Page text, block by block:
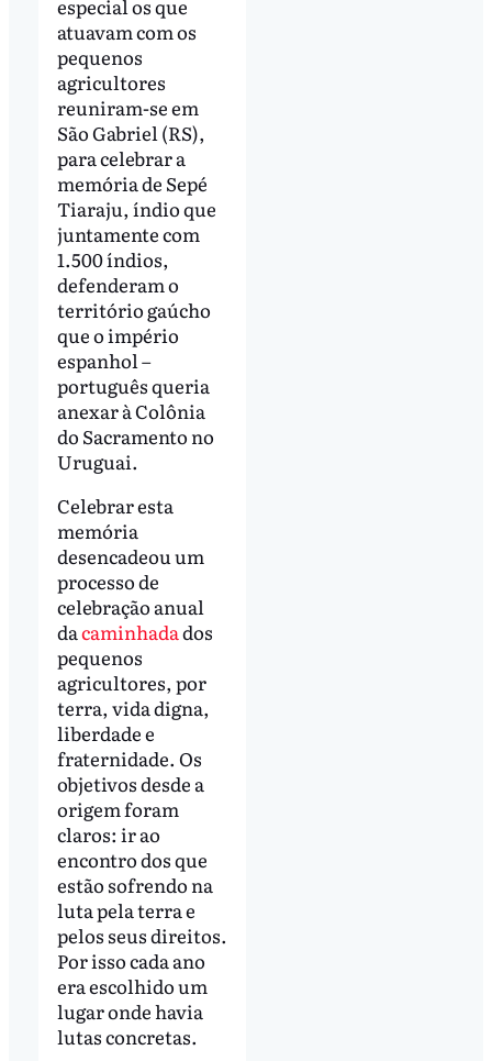
especial os que
atuavam com os
pequenos
agricultores
reuniram-se em
São Gabriel (RS),
para celebrar a
memória de Sepé
Tiaraju, índio que
juntamente com
1.500 índios,
defenderam o
território gaúcho
que o império
espanhol –
português queria
anexar à Colônia
do Sacramento no
Uruguai.
Celebrar esta
memória
desencadeou um
processo de
celebração anual
dacaminhadados
pequenos
agricultores, por
terra, vida digna,
liberdade e
fraternidade. Os
objetivos desde a
origem foram
claros: ir ao
encontro dos que
estão sofrendo na
luta pela terra e
pelos seus direitos.
Por isso cada ano
era escolhido um
lugar onde havia
lutas concretas.